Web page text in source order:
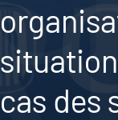
cas des